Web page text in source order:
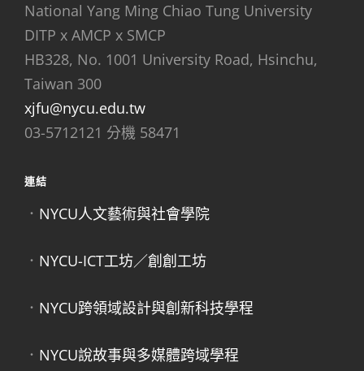
National Yang Ming Chiao Tung University
DITP x AMCP x SMCP
HB328, No. 1001 University Road, Hsinchu,
Taiwan 300
xjfu@nycu.edu.tw
03-5712121 分機 58471
連結
． NYCU人文藝術與社會學院
． NYCU-ICT工坊／創創工坊
． NYCU跨領域設計與創新科技學程
． NYCU說故事與多媒體跨域學程